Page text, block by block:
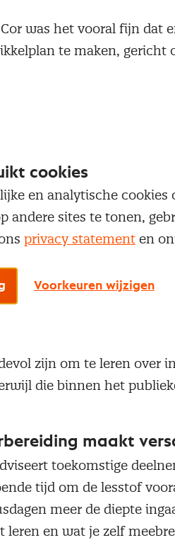
was het vooral fijn dat
te maken, gericht
“Het liet me
kostenstructuur in de
Dat soort inzichten
overigens niet het enige
deelnemers hebben hem
zijn om te leren over
die binnen het
maakt
toekomstige
tijd om de lesstof
meer de diepte
leren en wat je zelf
cookies
en analytische
andere sites te tonen,
privacy statement en
Voorkeuren wijzigen